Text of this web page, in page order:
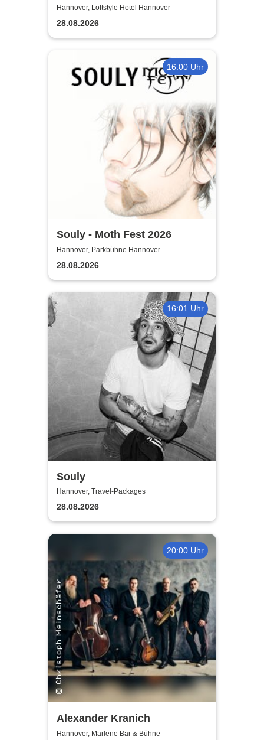
Germany Festival
Hannover, Loftstyle Hotel Hannover
28.08.2026
16:00 Uhr
Souly - Moth Fest 2026
Hannover, Parkbühne Hannover
28.08.2026
16:01 Uhr
Souly
Hannover, Travel-Packages
28.08.2026
20:00 Uhr
Alexander Kranich
Hannover, Marlene Bar & Bühne